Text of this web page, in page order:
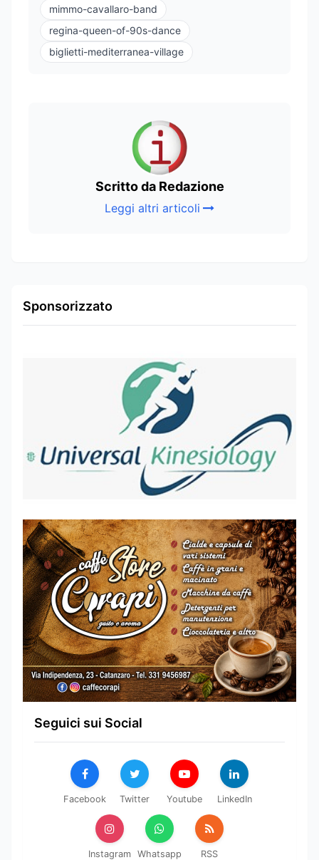
mimmo-cavallaro-band
regina-queen-of-90s-dance
biglietti-mediterranea-village
Scritto da Redazione
Leggi altri articoli
Sponsorizzato
Seguici sui Social
Facebook Twitter Youtube LinkedIn
Instagram Whatsapp RSS